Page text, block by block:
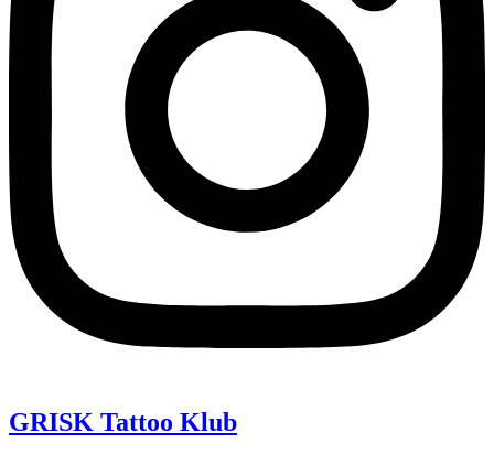
GRISK Tattoo Klub